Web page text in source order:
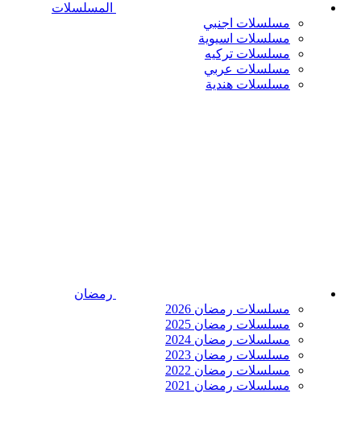
المسلسلات
مسلسلات اجنبي
مسلسلات اسيوية
مسلسلات تركيه
مسلسلات عربي
مسلسلات هندية
رمضان
مسلسلات رمضان 2026
مسلسلات رمضان 2025
مسلسلات رمضان 2024
مسلسلات رمضان 2023
مسلسلات رمضان 2022
مسلسلات رمضان 2021